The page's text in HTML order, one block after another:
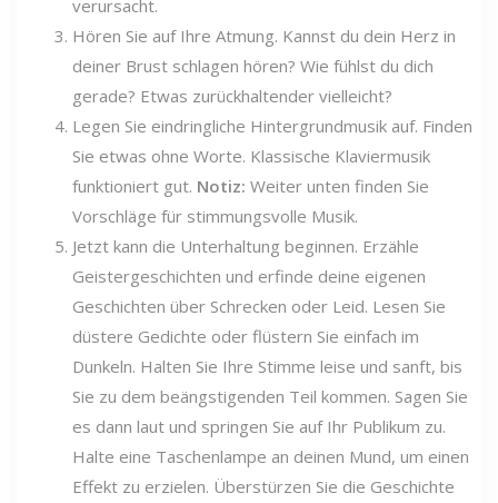
verursacht.
Hören Sie auf Ihre Atmung. Kannst du dein Herz in
deiner Brust schlagen hören? Wie fühlst du dich
gerade? Etwas zurückhaltender vielleicht?
Legen Sie eindringliche Hintergrundmusik auf. Finden
Sie etwas ohne Worte. Klassische Klaviermusik
funktioniert gut. Notiz: Weiter unten finden Sie
Vorschläge für stimmungsvolle Musik.
Jetzt kann die Unterhaltung beginnen. Erzähle
Geistergeschichten und erfinde deine eigenen
Geschichten über Schrecken oder Leid. Lesen Sie
düstere Gedichte oder flüstern Sie einfach im
Dunkeln. Halten Sie Ihre Stimme leise und sanft, bis
Sie zu dem beängstigenden Teil kommen. Sagen Sie
es dann laut und springen Sie auf Ihr Publikum zu.
Halte eine Taschenlampe an deinen Mund, um einen
Effekt zu erzielen. Überstürzen Sie die Geschichte